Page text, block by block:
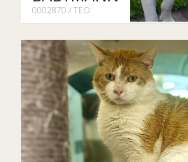
0002870 / TEO